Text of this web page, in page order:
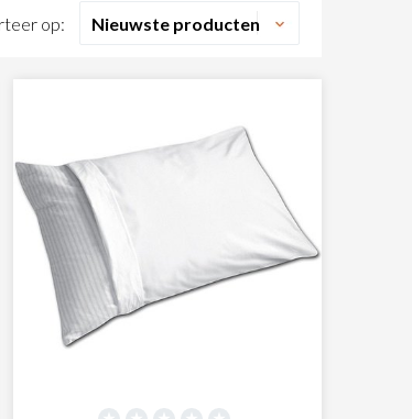
om te bekijken welke opties
van andere materialen. Ook voor
Wij verkopen
natuurlijk op een goede service!
op: